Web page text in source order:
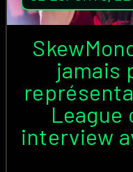
jamais
League
interview